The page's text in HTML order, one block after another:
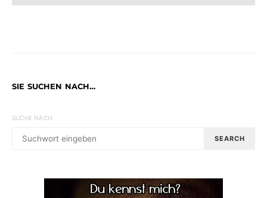
SIE SUCHEN NACH…
SUCHE NACH:
SEARCH